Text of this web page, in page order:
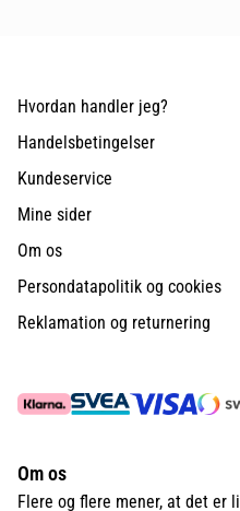
Hvordan handler jeg?
Handelsbetingelser
Kundeservice
Mine sider
Om os
Persondatapolitik og cookies
Reklamation og returnering
Om os
Flere og flere mener, at det er